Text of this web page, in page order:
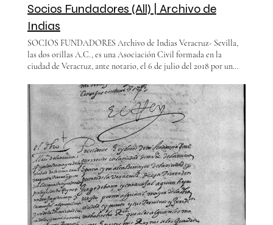
Socios Fundadores (All) | Archivo de
Indias
SOCIOS FUNDADORES Archivo de Indias Veracruz- Sevilla,
las dos orillas A.C., es una Asociación Civil formada en la
ciudad de Veracruz, ante notario, el 6 de julio del 2018 por un
raíces. Nuestro propósito es recuperar la memoria histórica
durante los tres siglos de colonia de nuestro país, con la
intención de conocer el papel que jugó desde la perspectiva
económica, política y social la ciudad de Veracruz, como puerto
de entrada durante el periodo virreinal, con el resto de la
Intendencia, la Nueva España y Europa. Socios Fundadores
Francisco S. Arias González fcoarias@prodigy.net.mx Víctor A.
Gardoqui Zurita fcoarias@prodigy.net.mx Jose Carlos Pariente
Minero jcparienteminero@gmail.com José Manuel Asún Jordán
fcoarias@prodigy.net.mx Ricardo Homs Quiroga
ricardo.homs@usa.net Arturo Díaz Zurita
arturodiaz.zurita@gmail.com Carlos Lascuráin Rangel